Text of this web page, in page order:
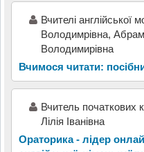
Вчителі англійської
Володимрівна,
Володимирівна
Вчимося читати:
Вчитель початкових
Лілія Іванівна
Ораторика - лідер